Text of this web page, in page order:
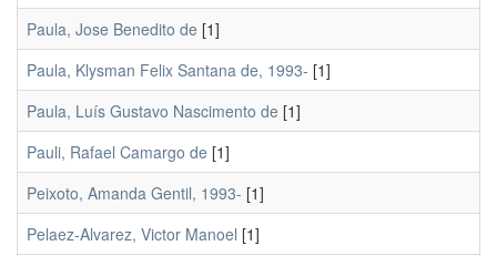
Paula, Jose Benedito de [1]
Paula, Klysman Felix Santana de, 1993- [1]
Paula, Luís Gustavo Nascimento de [1]
Pauli, Rafael Camargo de [1]
Peixoto, Amanda Gentil, 1993- [1]
Pelaez-Alvarez, Victor Manoel [1]